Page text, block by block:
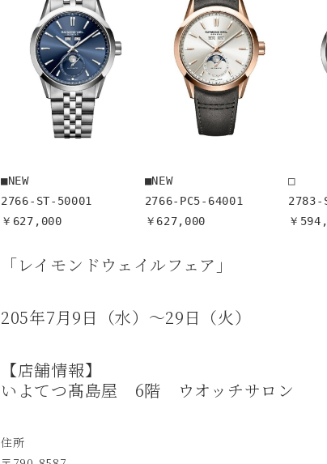
■NEW
2766-ST-50001
￥627,000
■NEW
2766-PC5-64001
￥627,000
□
2783-
￥
「レイモンドウェイルフェア」
205年7月9日（水）～29日（火）
【店舗情報】
いよてつ髙島屋 6階 ウオッチサロン
住所